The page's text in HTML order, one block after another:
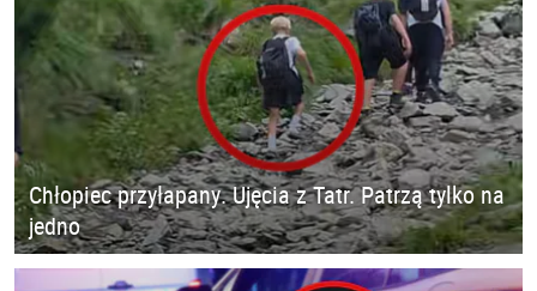
Chłopiec przyłapany. Ujęcia z Tatr. Patrzą tylko na
jedno